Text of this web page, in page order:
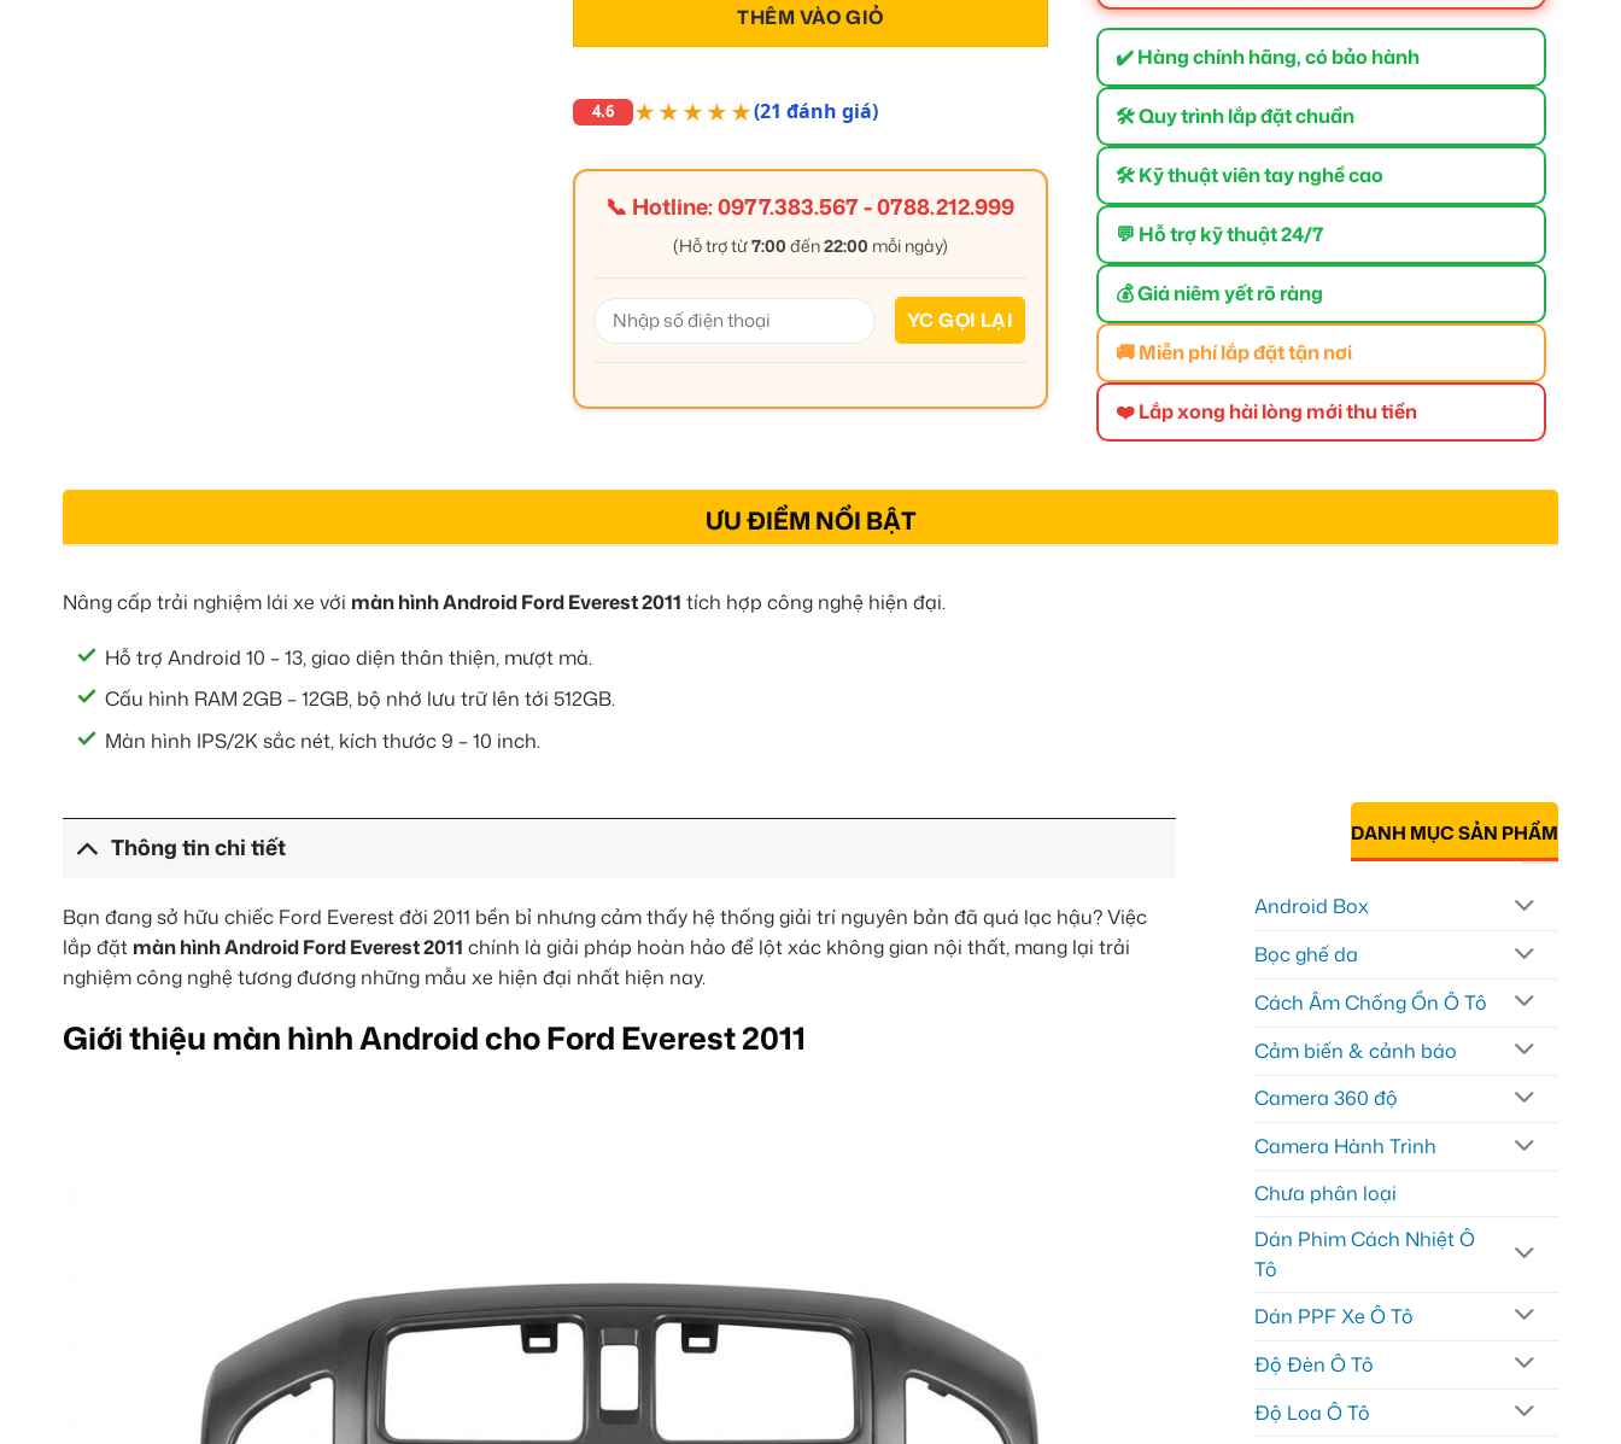
THÊM VÀO GIỎ
4.6 ★★★★★(21 đánh giá)
📞 Hotline:0977.383.567-0788.212.999
(Hỗ trợ từ7:00 đến22:00 mỗi ngày)
✔️ Hàng chính hãng, có bảo hành
🛠 Quy trình lắp đặt chuẩn
🛠 Kỹ thuật viên tay nghề cao
💬 Hỗ trợ kỹ thuật 24/7
💰 Giá niêm yết rõ ràng
🚚 Miễn phí lắp đặt tận nơi
❤️ Lắp xong hài lòng mới thu tiền
ƯU ĐIỂM NỔI BẬT
Nâng cấp trải nghiệm lái xe với màn hình Android Ford Everest 2011 tích hợp công nghệ hiện đại.
Hỗ trợ Android 10 – 13, giao diện thân thiện, mượt mà.
Cấu hình RAM 2GB – 12GB, bộ nhớ lưu trữ lên tới 512GB.
Màn hình IPS/2K sắc nét, kích thước 9 – 10 inch.
Thông tin chi tiết
Bạn đang sở hữu chiếc Ford Everest đời 2011 bền bỉ nhưng cảm thấy hệ thống giải trí nguyên bản đã quá lạc hậu? Việc
lắp đặt màn hình Android Ford Everest 2011 chính là giải pháp hoàn hảo để lột xác không gian nội thất, mang lại trải
nghiệm công nghệ tương đương những mẫu xe hiện đại nhất hiện nay.
Giới thiệu màn hình Android cho Ford Everest 2011
DANH MỤC SẢN PHẨM
Android Box
Bọc ghế da
Cách Âm Chống Ồn Ô Tô
Cảm biến & cảnh báo
Camera 360 độ
Camera Hành Trình
Chưa phân loại
Dán Phim Cách Nhiệt Ô
Tô
Dán PPF Xe Ô Tô
Độ Đèn Ô Tô
Độ Loa Ô Tô